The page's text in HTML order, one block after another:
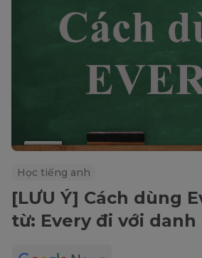
Học tiếng anh
[LƯU Ý] Cách dùng
từ: Every đi với danh